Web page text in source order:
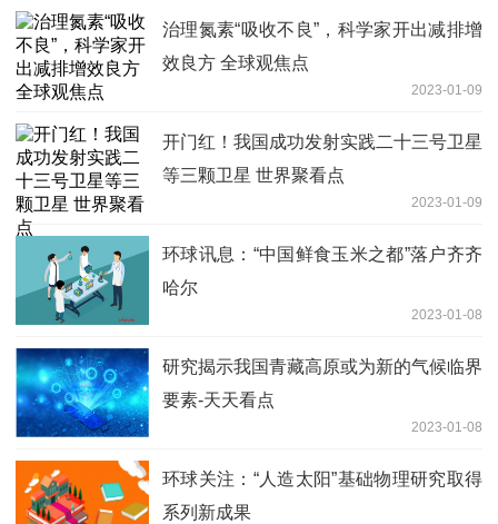
治理氮素“吸收不良”，科学家开出减排增
效良方 全球观焦点
2023-01-09
开门红！我国成功发射实践二十三号卫星
等三颗卫星 世界聚看点
2023-01-09
环球讯息：“中国鲜食玉米之都”落户齐齐
哈尔
2023-01-08
研究揭示我国青藏高原或为新的气候临界
要素-天天看点
2023-01-08
环球关注：“人造太阳”基础物理研究取得
系列新成果